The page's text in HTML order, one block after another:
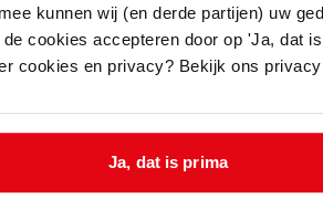
kunnen wij (en derde partijen) uw
cookies accepteren door op 'Ja, dat
cookies en privacy? Bekijk ons
Ja, dat is prima
uit toegang 0888